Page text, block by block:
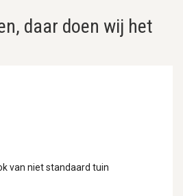
daar doen wij het
van niet standaard tuin